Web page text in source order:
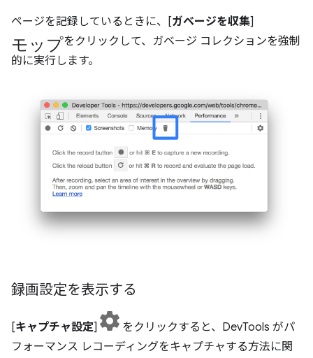
ページを記録しているときに、[ガベージを収集]
モップをクリックして、ガベージ コレクションを強制
的に実行します。
録画設定を表示する
[キャプチャ設定]
をクリックすると、DevTools がパ
フォーマンス レコーディングをキャプチャする方法に関